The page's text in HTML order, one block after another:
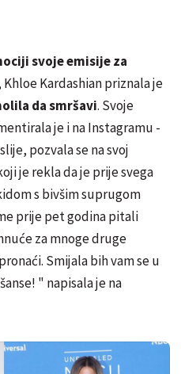
svoje emisije za
Khloe Kardashian priznala je
da smršavi. Svoje
je i na Instagramu -
pozvala se na svoj
je rekla da je prije svega
s bivšim suprugom
prije pet godina pitali
za mnoge druge
Smijala bih vam se u
" napisala je na